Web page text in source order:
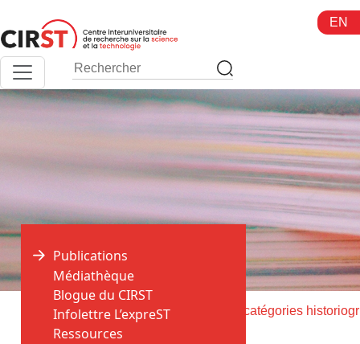
au
contenu
EN
Accueil > Publications >
Publications
Médiathèque
Blogue du CIRST
Infolettre L’expreST
Ressources